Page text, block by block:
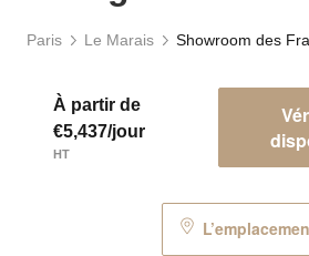
Paris Le Marais
À partir de
€5,437/jour
HT